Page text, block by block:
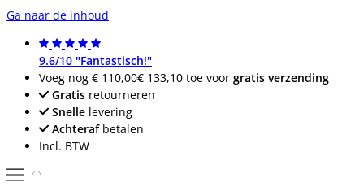
Ga naar de inhoud
9.6/10 "Fantastisch!"
Voeg nog € 110,00€ 133,10 toe voor gratis verzending
Gratis retourneren
Snelle levering
Achterafbetalen
Incl. BTW